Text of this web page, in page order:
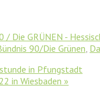
/ Die GRÜNEN -
90/Die Grünen
in Pfungstadt
in Wiesbaden »